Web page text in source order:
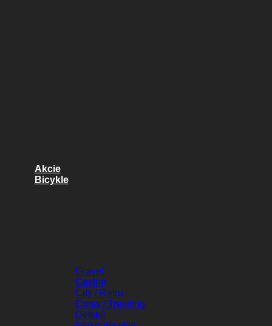
Akcie
Bicykle
Gravel
Cestné
City / Retro
Cross / Trekking
Detské